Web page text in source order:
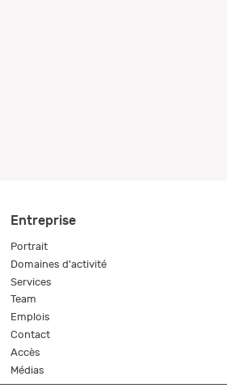
Entreprise
Portrait
Domaines d'activité
Services
Team
Emplois
Contact
Accès
Médias